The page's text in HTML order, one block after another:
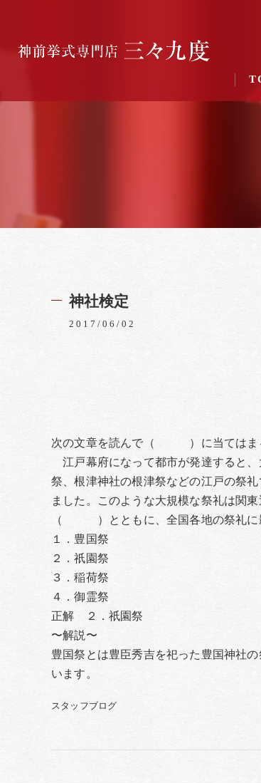
神社検定
2017/06/02
次の文章を読んで（ ）に当てはまる
江戸幕府になって都市が発達すると、
祭、根津神社の根津祭などの江戸の祭
ました。このような大規模な祭礼は関
（ ）とともに、全国各地の祭礼に
１．豊国祭
２．祇園祭
３．稲荷祭
４．御霊祭
正解 ２．祇園祭
〜解説〜
豊国祭とは豊臣秀吉を祀った豊国神社
います。
スタッフブログ